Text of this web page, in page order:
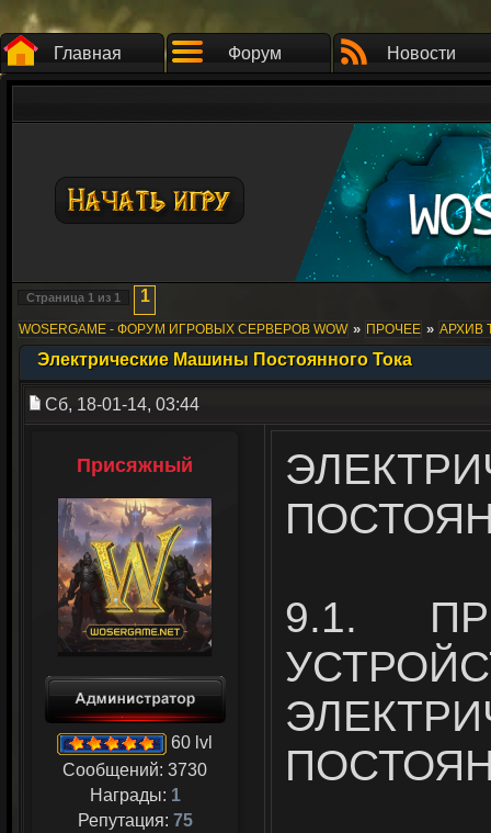
Главная Форум Новости
Страница 1 из 1 1
WOSERGAME - ФОРУМ ИГРОВЫХ СЕРВЕРОВ WOW » ПРОЧЕЕ » АРХИВ
Электрические Машины Постоянного Тока
Сб, 18-01-14, 03:44
Присяжный
60 lvl
Сообщений: 3730
Награды: 1
Репутация: 75
9.1.